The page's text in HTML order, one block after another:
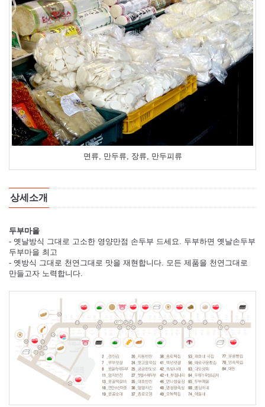
면류, 만두류, 장류, 만두피류
상세소개
두부마을
- 옛날방식 그대로 고소한 영양만점 손두부 드세요. 두부하면 옛날손두부
두부마을 최고
- 옛방식 그대로 천연그대로 맛을 재현합니다. 모든 제품을 천연그대로
만들고자 노력합니다.